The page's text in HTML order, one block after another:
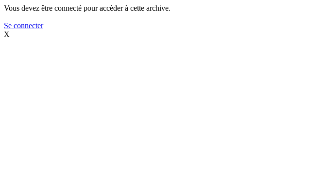
Vous devez être connecté pour accèder à cette archive.
Se connecter
X